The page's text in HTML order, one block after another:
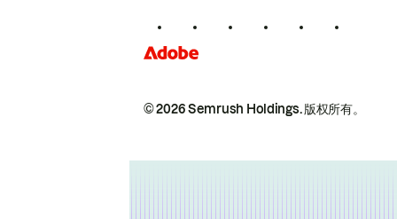
© 2026 Semrush Holdings.版权所有。